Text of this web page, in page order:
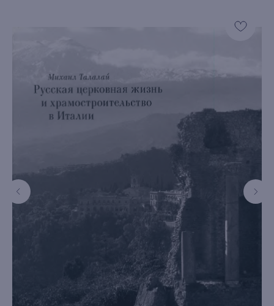
книжный интернет-магазин из
Каталог